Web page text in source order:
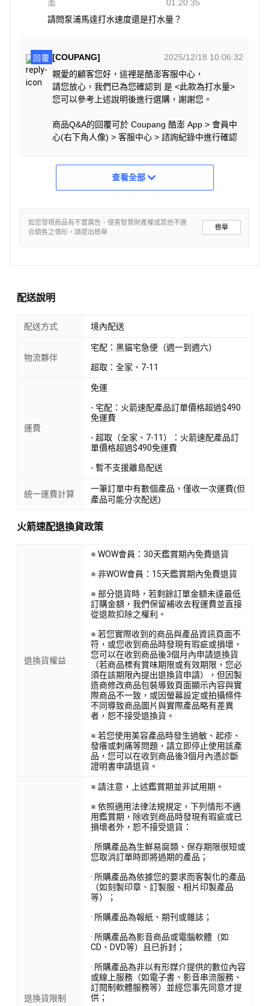
澎
01:20:35
請問泵浦馬達打水速度還是打水量？
回覆 [COUPANG]
2025/12/18 10:06:32
親愛的顧客您好，這裡是酷澎客服中心，
請您放心，我們已為您確認到 是 <此款為打水量>
您可以參考上述說明後進行選購，謝謝您。
商品Q&A的回覆可於 Coupang 酷澎 App > 會員中
心(右下角人像) > 客服中心 > 諮詢紀錄中進行確認
查看全部
如您發現商品有不實廣告、侵害智慧財產權或其他不適
合銷售之情形，請提出檢舉
檢舉
配送說明
配送方式 境內配送
物流夥伴
宅配：黑貓宅急便（週一到週六）
超取：全家、7-11
運費
免運
- 宅配：火箭速配產品訂單價格超過$490
免運費
- 超取（全家、7-11）：火箭速配產品訂
單價格超過$490免運費
- 暫不支援離島配送
統一運費計算
一筆訂單中有數個產品，僅收一次運費(但
產品可能分次配送)
火箭速配退換貨政策
退換貨權益
※ WOW會員：30天鑑賞期內免費退貨
※ 非WOW會員：15天鑑賞期內免費退貨
※ 部分退貨時，若剩餘訂單金額未達最低
訂購金額，我們保留補收去程運費並直接
從退款扣除之權利。
※ 若您實際收到的商品與產品資訊頁面不
符，或您收到商品時發現有瑕疵或損壞，
您可以在收到商品後3個月內申請退換貨
（若商品標有賞味期限或有效期限，您必
須在該期限內提出退換貨申請），但因製
造商修改商品包裝導致頁面顯示內容與實
際商品不一致，或因螢幕設定或拍攝條件
不同導致商品圖片與實際產品略有差異
者，恕不接受退換貨。
※ 若您使用美容產品時發生過敏、起疹、
發癢或刺痛等問題，請立即停止使用該產
品，您可以在收到商品後3個月內憑診斷
證明書申請退貨。
退換貨限制
※ 請注意，上述鑑賞期並非試用期。
※ 依照適用法律法規規定，下列情形不適
用鑑賞期，除收到商品時發現有瑕疵或已
損壞者外，恕不接受退貨：
· 所購產品為生鮮易腐類、保存期限很短或
您取消訂單時即將過期的產品；
· 所購產品為依據您的要求而客製化的產品
（如刻製印章、訂製服、相片印製產品
等）；
· 所購產品為報紙、期刊或雜誌；
· 所購產品為影音商品或電腦軟體（如
CD、DVD等）且已拆封；
· 所購產品為非以有形媒介提供的數位內容
或線上服務（如電子書、影音串流服務、
訂閱制軟體服務等）並經您事先同意才提
供；